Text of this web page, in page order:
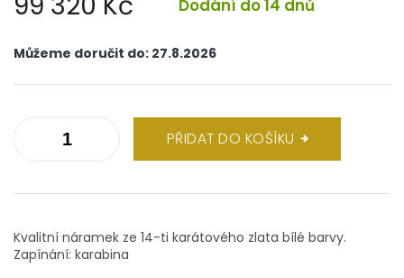
Dodání do 14 dnů
cena:
Můžeme doručit do: 27.8.2026
PŘIDAT DO KOŠÍKU
Kvalitní náramek ze 14-ti karátového zlata bílé barvy.
Zapínání: karabina